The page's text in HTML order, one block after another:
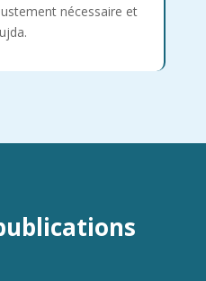
nécessaire et